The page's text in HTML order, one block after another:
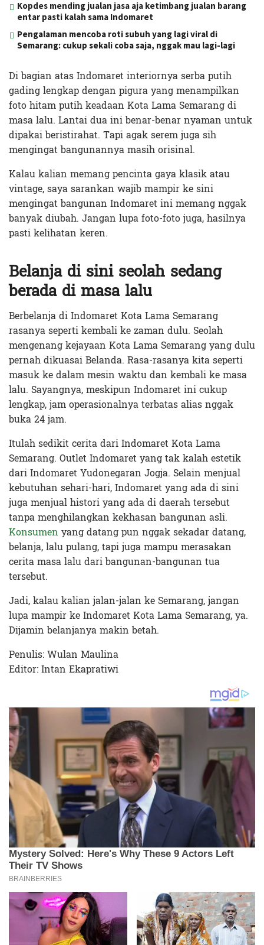
Kopdes mending jualan jasa aja ketimbang jualan barang
entar pasti kalah sama Indomaret
Pengalaman mencoba roti subuh yang lagi viral di
Semarang: cukup sekali coba saja, nggak mau lagi-lagi
Di bagian atas Indomaret interiornya serba putih
gading lengkap dengan pigura yang menampilkan
foto hitam putih keadaan Kota Lama Semarang di
masa lalu. Lantai dua ini benar-benar nyaman untuk
dipakai beristirahat. Tapi agak serem juga sih
mengingat bangunannya masih orisinal.
Kalau kalian memang pencinta gaya klasik atau
vintage, saya sarankan wajib mampir ke sini
mengingat bangunan Indomaret ini memang nggak
banyak diubah. Jangan lupa foto-foto juga, hasilnya
pasti kelihatan keren.
Belanja di sini seolah sedang
berada di masa lalu
Berbelanja di Indomaret Kota Lama Semarang
rasanya seperti kembali ke zaman dulu. Seolah
mengenang kejayaan Kota Lama Semarang yang dulu
pernah dikuasai Belanda. Rasa-rasanya kita seperti
masuk ke dalam mesin waktu dan kembali ke masa
lalu. Sayangnya, meskipun Indomaret ini cukup
lengkap, jam operasionalnya terbatas alias nggak
buka 24 jam.
Itulah sedikit cerita dari Indomaret Kota Lama
Semarang. Outlet Indomaret yang tak kalah estetik
dari Indomaret Yudonegaran Jogja. Selain menjual
kebutuhan sehari-hari, Indomaret yang ada di sini
juga menjual histori yang ada di daerah tersebut
tanpa menghilangkan kekhasan bangunan asli.
Konsumen yang datang pun nggak sekadar datang,
belanja, lalu pulang, tapi juga mampu merasakan
cerita masa lalu dari bangunan-bangunan tua
tersebut.
Jadi, kalau kalian jalan-jalan ke Semarang, jangan
lupa mampir ke Indomaret Kota Lama Semarang, ya.
Dijamin belanjanya makin betah.
Penulis: Wulan Maulina
Editor: Intan Ekapratiwi